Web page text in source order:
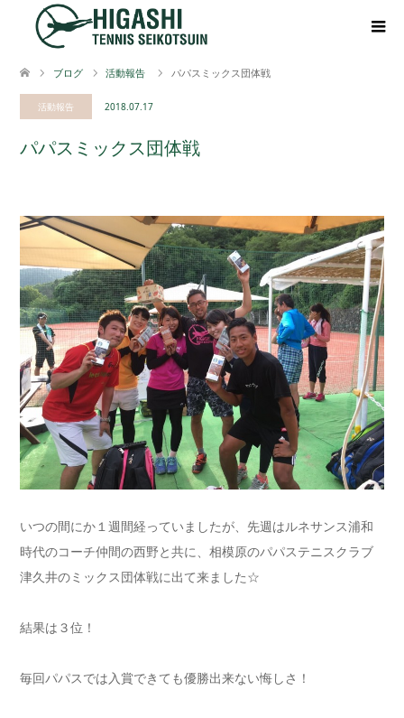
ブログ 活動報告 パパスミックス団体戦
活動報告 2018.07.17
パパスミックス団体戦
いつの間にか１週間経っていましたが、先週はルネサンス浦和
時代のコーチ仲間の西野と共に、相模原のパパステニスクラブ
津久井のミックス団体戦に出て来ました☆
結果は３位！
毎回パパスでは入賞できても優勝出来ない悔しさ！